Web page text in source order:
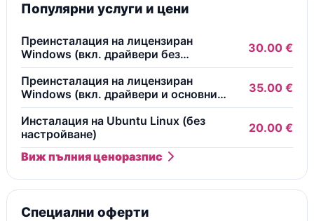
Популярни услуги и цени
Преинсталация на лицензиран
Windows (вкл. драйвери без
безплатни програми)
30.00 €
Преинсталация на лицензиран
Windows (вкл. драйвери и основни
безплатни програми)
35.00 €
Инсталация на Ubuntu Linux (без
настройване)
20.00 €
Виж пълния ценоразпис
Специални оферти